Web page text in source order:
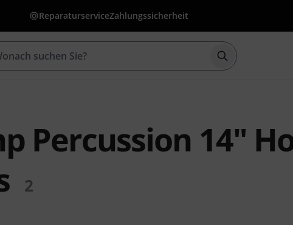
ReparaturserviceZahlungssicherheit
Suche mit
Percussion 14"
2